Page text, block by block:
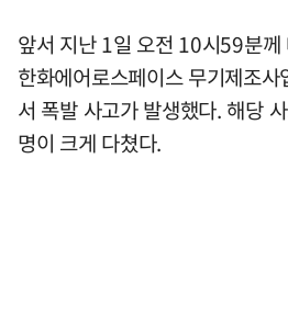
앞서 지난 1일 오전 10시59분께
한화에어로스페이스 무기제조
서 폭발 사고가 발생했다. 해당
명이 크게 다쳤다.